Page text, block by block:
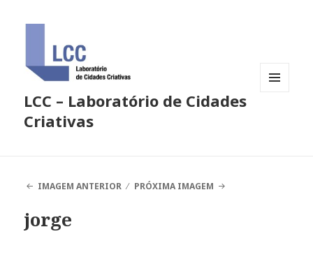
LCC – Laboratório de Cidades
Criativas
IMAGEM ANTERIOR PRÓXIMA IMAGEM
jorge